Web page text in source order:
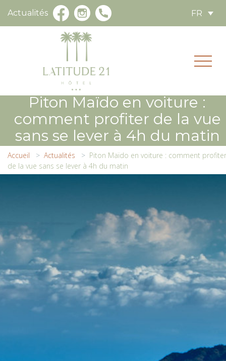
Actualités FR
Piton Maïdo en voiture :
comment profiter de la vue
sans se lever à 4h du matin
Accueil Actualités
Piton Maïdo en voiture : comment profiter
de la vue sans se lever à 4h du matin